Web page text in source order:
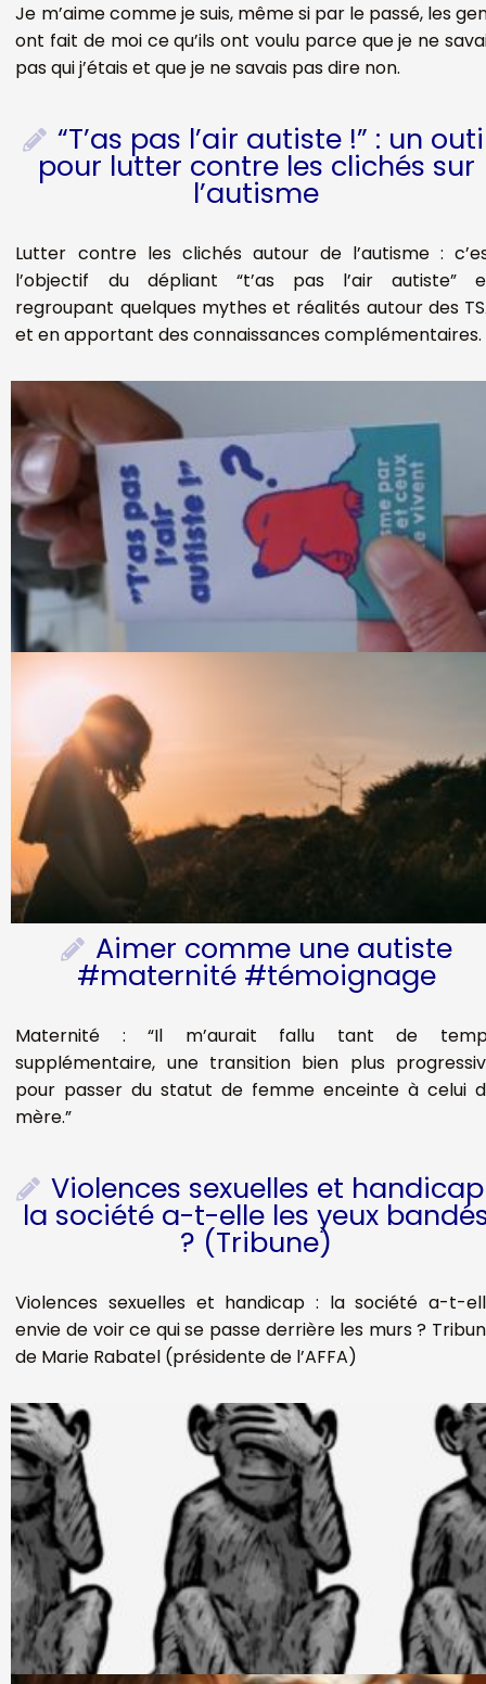
Je m’aime comme je suis, même si par le passé, les
ont fait de moi ce qu’ils ont voulu parce que je ne
pas qui j’étais et que je ne savais pas dire non.
“T’as pas l’air autiste !” : un
pour lutter contre les clichés sur
l’autisme
Lutter contre les clichés autour de l’autisme :
l’objectif du dépliant “t’as pas l’air autiste”
regroupant quelques mythes et réalités autour des
et en apportant des connaissances complémentaires.
Aimer comme une autiste
#maternité #témoignage
Maternité : “Il m’aurait fallu tant de
supplémentaire, une transition bien plus
pour passer du statut de femme enceinte à celui
mère.”
Violences sexuelles et
la société a-t-elle les yeux
? (Tribune)
Violences sexuelles et handicap : la société a-t-
envie de voir ce qui se passe derrière les murs ?
de Marie Rabatel (présidente de l’AFFA)